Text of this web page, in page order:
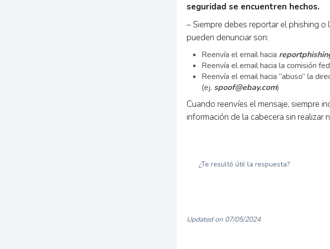
seguridad se encuentren hechos.
– Siempre debes reportar el phishing
pueden denunciar son:
Reenvía el email hacia
Reenvía el email hacia la comisión
Reenvía el email hacia “abuso” la
(ej. spoof@ebay.com)
Cuando reenvíes el mensaje, siempre
información de la cabecera sin realizar
¿Te resultó útil la respuesta?
Updated on 07/05/2024